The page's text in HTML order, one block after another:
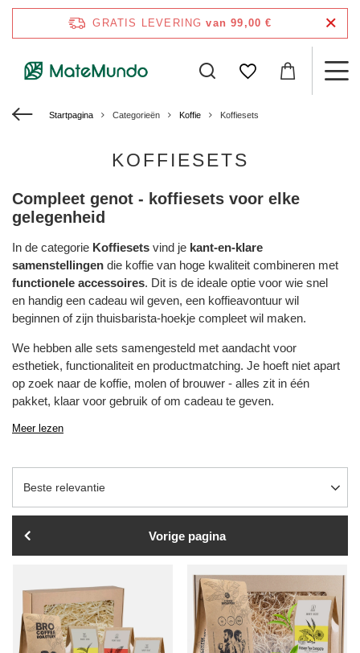
GRATIS LEVERING van 99,00 €
Startpagina Categorieën Koffie Koffiesets
KOFFIESETS
Compleet genot - koffiesets voor elke
gelegenheid
In de categorie Koffiesets vind je kant-en-klare
samenstellingen die koffie van hoge kwaliteit combineren met
functionele accessoires. Dit is de ideale optie voor wie snel
en handig een cadeau wil geven, een koffieavontuur wil
beginnen of zijn thuisbarista-hoekje compleet wil maken.
We hebben alle sets samengesteld met aandacht voor
esthetiek, functionaliteit en productmatching. Je hoeft niet apart
op zoek naar de koffie, molen of brouwer - alles zit in één
pakket, klaar voor gebruik of om cadeau te geven.
Meer lezen
Sortering wijzigen
Beste relevantie
Vorige pagina